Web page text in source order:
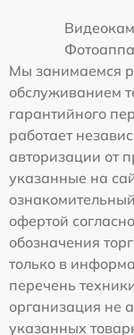
Мы занимаемся
обслуживанием
гарантийного
работает
авторизации от
указанные на
офертой
обозначения
только в
перечень
организация не
указанных